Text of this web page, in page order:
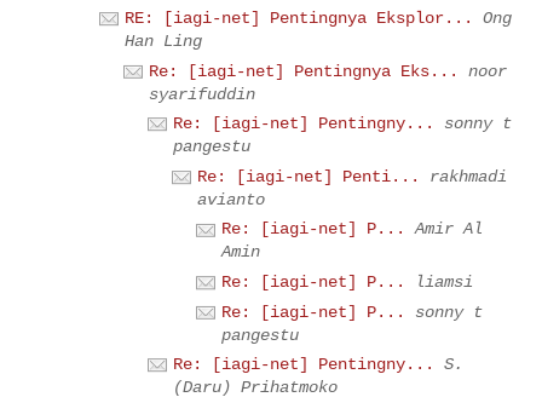
RE: [iagi-net] Pentingnya Eksplor...
Ong
Han Ling
Re: [iagi-net] Pentingnya Eks...
noor
syarifuddin
Re: [iagi-net] Pentingny...
sonny t
pangestu
Re: [iagi-net] Penti...
rakhmadi
avianto
Re: [iagi-net] P...
Amir Al
Amin
Re: [iagi-net] P...
liamsi
Re: [iagi-net] P...
sonny t
pangestu
Re: [iagi-net] Pentingny...
S.
(Daru) Prihatmoko